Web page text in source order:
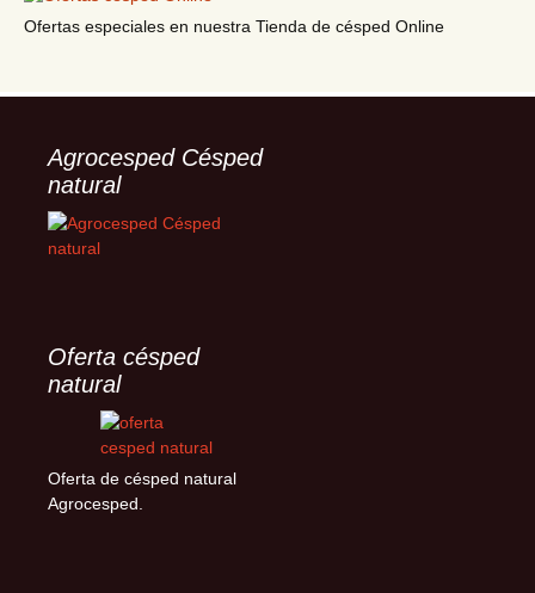
Ofertas especiales en nuestra Tienda de césped Online
Agrocesped Césped
natural
Oferta césped
natural
Oferta de césped natural
Agrocesped.